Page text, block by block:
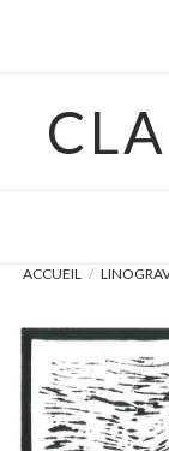
ACCUEIL /